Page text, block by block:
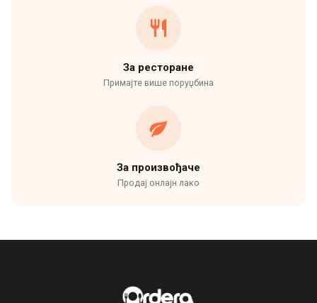
За ресторане
Примајте више поруџбина
За произвођаче
Продај онлајн лако